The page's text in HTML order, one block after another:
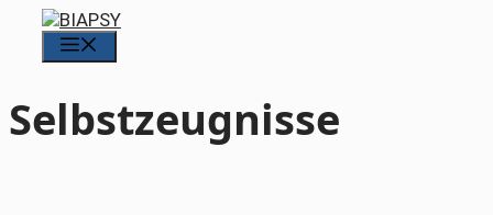
Zum
springen
Selbstzeugnisse